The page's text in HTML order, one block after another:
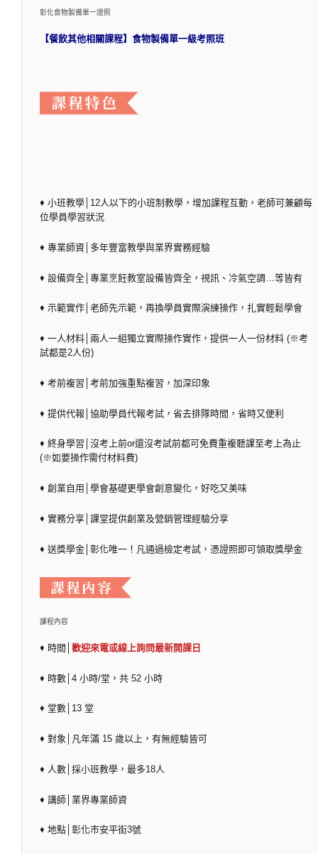
彰化食物製備單一證照
【餐飲其他相關課程】食物製備單一級考照班
♦ 小班教學│12人以下的小班制教學，增加課程互動，老師可兼顧每
位學員學習狀況
♦ 專業師資│多年豐富教學與業界實務經驗
♦ 設備齊全│專業烹飪教室設備皆齊全，視訊、冷氣空調…等皆有
♦ 示範實作│老師先示範，再換學員實際演練操作，扎實輕鬆學會
♦ 一人材料│兩人一組獨立實際操作實作，提供一人一份材料 (※考
試都是2人份)
♦ 考前複習│考前加強重點複習，加深印象
♦ 提供代報│協助學員代報考試，省去排隊時間，省時又便利
♦ 終身學習│沒考上前or還沒考試前都可免費重複聽課至考上為止
(※如要操作需付材料費)
♦ 創業自用│學會基礎更學會創意變化，好吃又美味
♦ 實務分享│課堂提供創業及營銷管理經驗分享
♦ 送獎學金│彰化唯一！凡通過檢定考試，憑證照即可領取獎學金
課程內容
♦ 時間│ 歡迎來電或線上詢問最新開課日
♦ 時數│4 小時/堂，共 52 小時
♦ 堂數│13 堂
♦ 對象│凡年滿 15 歲以上，有無經驗皆可
♦ 人數│採小班教學，最多18人
♦ 講師│業界專業師資
♦ 地點│彰化市安平街3號